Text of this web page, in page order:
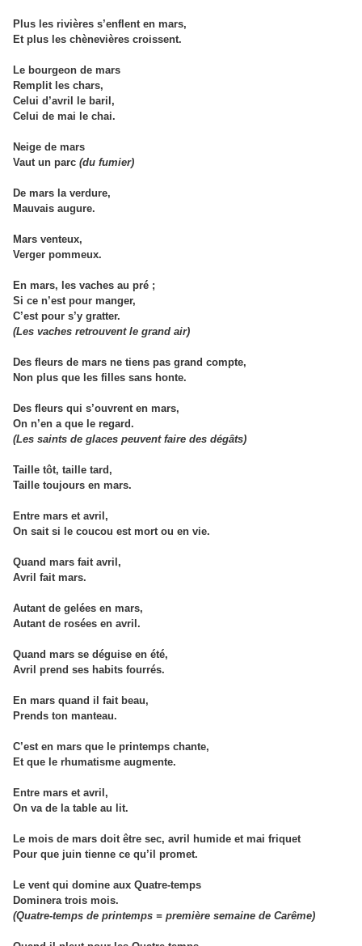
Plus les rivières s’enflent en mars,
Et plus les chènevières croissent.
Le bourgeon de mars
Remplit les chars,
Celui d’avril le baril,
Celui de mai le chai.
Neige de mars
Vaut un parc (du fumier)
De mars la verdure,
Mauvais augure.
Mars venteux,
Verger pommeux.
En mars, les vaches au pré ;
Si ce n’est pour manger,
C’est pour s’y gratter.
(Les vaches retrouvent le grand air)
Des fleurs de mars ne tiens pas grand compte,
Non plus que les filles sans honte.
Des fleurs qui s’ouvrent en mars,
On n’en a que le regard.
(Les saints de glaces peuvent faire des dégâts)
Taille tôt, taille tard,
Taille toujours en mars.
Entre mars et avril,
On sait si le coucou est mort ou en vie.
Quand mars fait avril,
Avril fait mars.
Autant de gelées en mars,
Autant de rosées en avril.
Quand mars se déguise en été,
Avril prend ses habits fourrés.
En mars quand il fait beau,
Prends ton manteau.
C’est en mars que le printemps chante,
Et que le rhumatisme augmente.
Entre mars et avril,
On va de la table au lit.
Le mois de mars doit être sec, avril humide et mai friquet
Pour que juin tienne ce qu’il promet.
Le vent qui domine aux Quatre-temps
Dominera trois mois.
(Quatre-temps de printemps = première semaine de Carême)